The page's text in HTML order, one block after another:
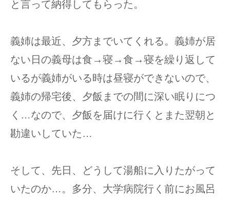
と言って納得してもらった。
義姉は最近、夕方までいてくれる。義姉が居
ない日の義母は食→寝→食→寝を繰り返して
いるが義姉がいる時は昼寝ができないので、
義姉の帰宅後、夕飯までの間に深い眠りにつ
く…なので、夕飯を届けに行くとまた翌朝と
勘違いしていた…
そして、先日、どうして湯船に入りたがって
いたのか…。多分、大学病院行く前にお風呂